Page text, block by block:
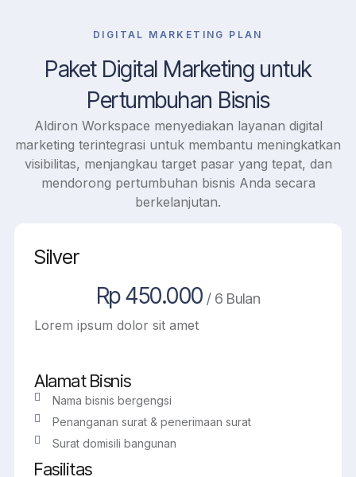
DIGITAL MARKETING PLAN
Paket Digital Marketing untuk
Pertumbuhan Bisnis
Aldiron Workspace menyediakan layanan digital
marketing terintegrasi untuk membantu meningkatkan
visibilitas, menjangkau target pasar yang tepat, dan
mendorong pertumbuhan bisnis Anda secara
berkelanjutan.
Silver
Rp 450.000 / 6 Bulan
Lorem ipsum dolor sit amet
Alamat Bisnis
Nama bisnis bergengsi
Penanganan surat & penerimaan surat
Surat domisili bangunan
Fasilitas